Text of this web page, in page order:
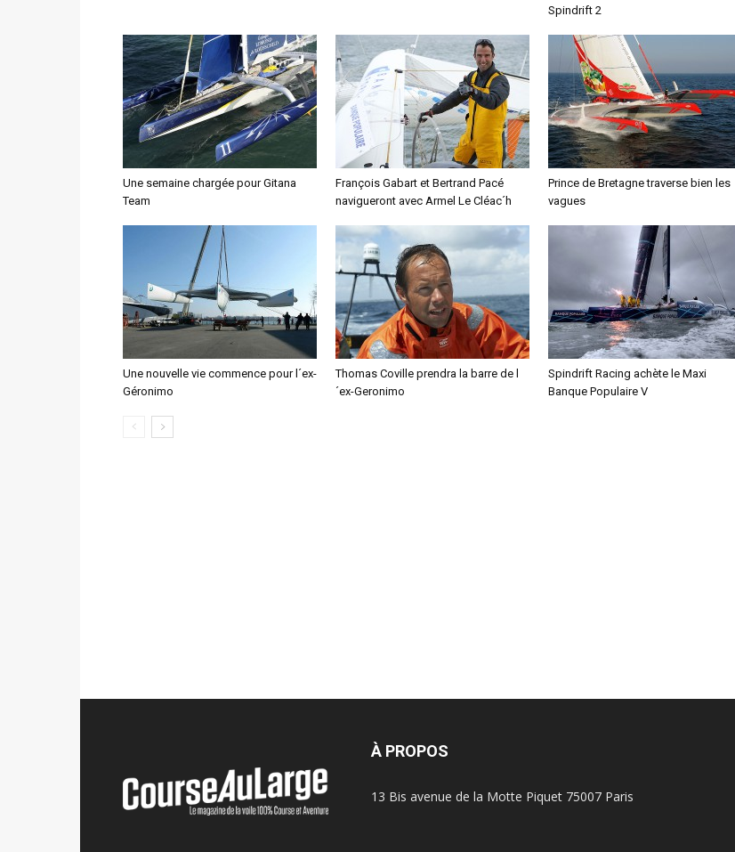
Spindrift 2
Une semaine chargée pour Gitana
Team
François Gabart et Bertrand Pacé
navigueront avec Armel Le Cléac´h
Prince de Bretagne traverse bien les
vagues
Une nouvelle vie commence pour l´ex-
Géronimo
Thomas Coville prendra la barre de l
´ex-Geronimo
Spindrift Racing achète le Maxi
Banque Populaire V
À PROPOS
13 Bis avenue de la Motte Piquet 75007 Paris